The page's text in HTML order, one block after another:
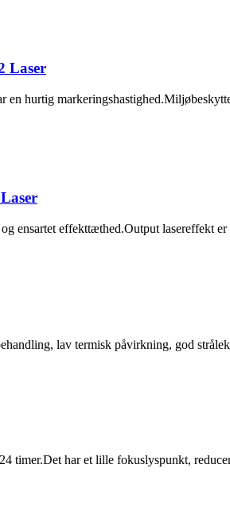
Laser
en hurtig
ensartet effekttæthed.Output
lav termisk påvirkning, god
timer.Det har et lille fokuslyspunkt,